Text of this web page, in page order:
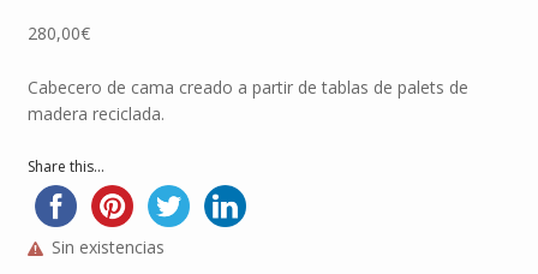
280,00€
Cabecero de cama creado a partir de tablas de palets de
madera reciclada.
Share this...
Sin existencias